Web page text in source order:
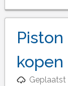
kopen
Geplaatst